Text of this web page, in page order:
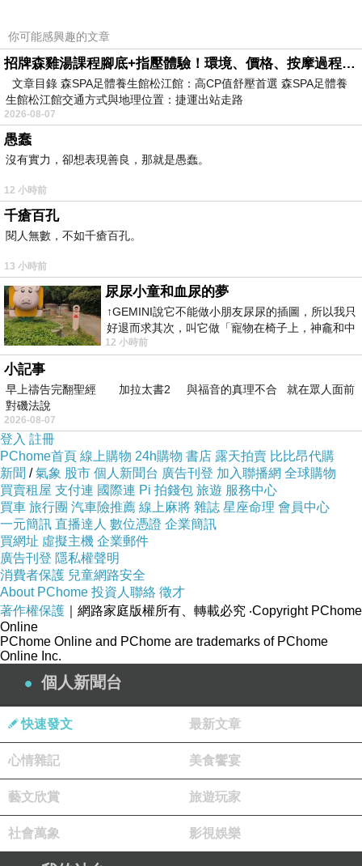
你可能感興趣的文章
招牌森雞湯課程腳底+指壓體驗！環境、價格、按摩過程全紀錄，森SPA足體養生館松江館最新價格表
文章目錄 森SPA足體養生館松江館：高CP值舒壓首選 森SPA足體養
生館松江館交通方式與地理位置：捷運出站走路
2026-08-07
愚蠢
沒有實力，卻想表現善良，那就是愚蠢。
12 小時前
千瘡百孔
閱人無數，不如千瘡百孔。
13 小時前
尿尿小童和血尿的夢
↑GEMINI說它不能做小朋友尿尿的插圖，所以我只
好退而求其次，叫它做「寵物在椅子上，神龕和中
年人臉孔」的畫了。 六月底
12 小時前
小記事
早上禱告完翻聖經 加拉太書2 與福音的真理不合 就在眾人面前
對磯法說
2026-08-07
登入 註冊
PChome首頁 線上購物 24h購物 書店 露天拍賣 比比昂代購
新聞 /氣象 股市 個人新聞台 廣告刊登 加入聯播網 全球購物
買賣租屋 支付連 國際連 Pi 拍錢包 旅遊 服務中心
買車 旅行團 汽車險推薦 線上麻將 雜誌 星座命理 會員中心
一元簡訊 直播達人 數位憑證 企業簡訊
買網址 虛擬主機 企業郵件
廣告刊登 隱私權聲明
消費者保護 兒童網路安全
About PChome 投資人聯絡 徵才
著作權保護 ｜網路家庭版權所有、轉載必究 ‧Copyright PChome
Online
PChome Online and PChome are trademarks of PChome
Online Inc.
個人新聞台
快速發文 最新文章
心情雜記 美食饗宴
藝文欣賞 旅遊玩家
社會萬象 影視娛樂